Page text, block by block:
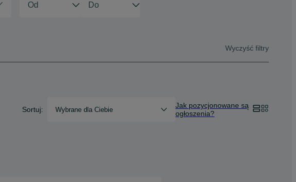
Wyczyść filtry
Sortuj: Wybrane dla Ciebie
Jak pozycjonowane są
ogłoszenia?